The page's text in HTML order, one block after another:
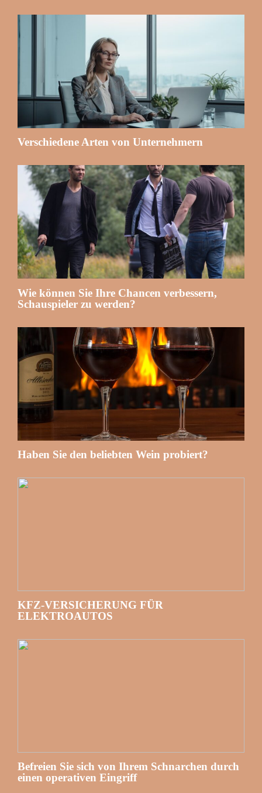
Verschiedene Arten von Unternehmern
Wie können Sie Ihre Chancen verbessern,
Schauspieler zu werden?
Haben Sie den beliebten Wein probiert?
KFZ-VERSICHERUNG FÜR
ELEKTROAUTOS
Befreien Sie sich von Ihrem Schnarchen durch
einen operativen Eingriff